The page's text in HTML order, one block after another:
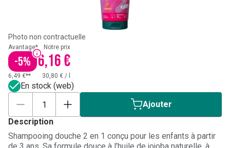
Photo non contractuelle
Avantage*
-5%
Notre prix
6,16 €
6,49 €** 30,80 € /
En stock (web)
Ajouter
Description
Shampooing douche 2 en 1 conçu pour les enfants à partir